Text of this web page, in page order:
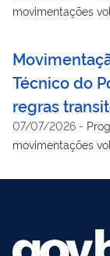
movimentações
Técnico do
regras
07/07/2026 -
movimentações